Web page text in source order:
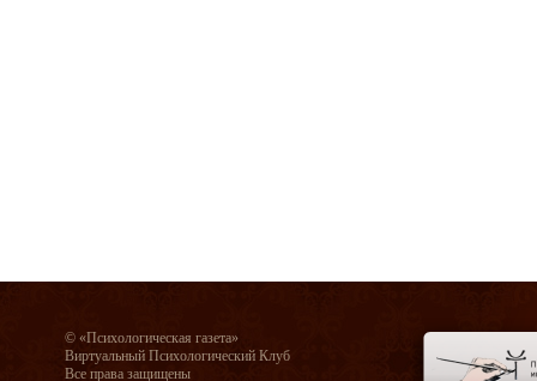
© «Психологическая газета»
Виртуальный Психологический Клуб
Все права защищены